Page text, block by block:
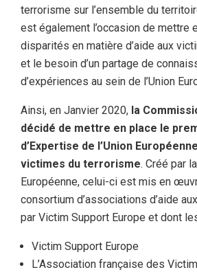
terrorisme sur l’ensemble du
est également l’occasion de mettre
disparités en matière d’aide aux
et le besoin d’un partage de
d’expériences au sein de l’Union
Ainsi, en Janvier 2020, la
décidé de mettre en place le
d’Expertise de l’Union
victimes du terrorisme. Créé par
Européenne, celui-ci est mis en
consortium d’associations d’aide
par Victim Support Europe et dont
Victim Support Europe
L’Association française des